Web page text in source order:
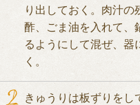
り出しておく。肉汁の
酢、ごま油を入れて、
るようにして混ぜ、器
く。
きゅうりは板ずりをし